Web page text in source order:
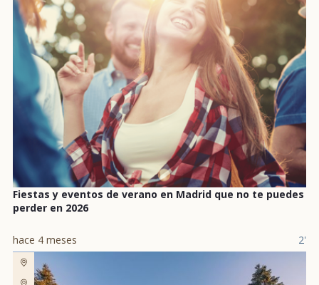
Fiestas y eventos de verano en Madrid que no te puedes
perder en 2026
hace 4 meses 2'